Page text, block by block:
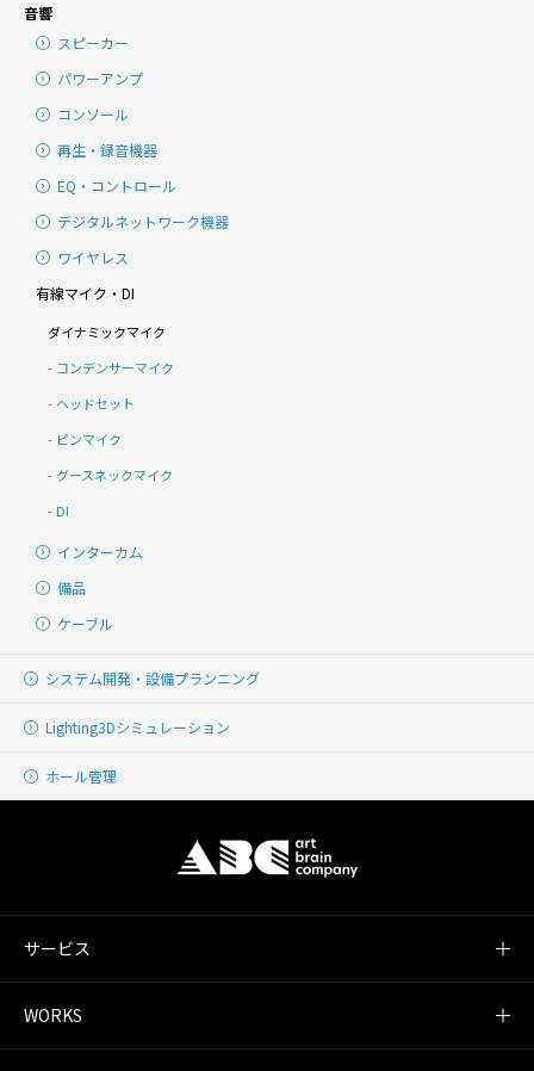
音響
スピーカー
パワーアンプ
コンソール
再生・録音機器
EQ・コントロール
デジタルネットワーク機器
ワイヤレス
有線マイク・DI
ダイナミックマイク
コンデンサーマイク
ヘッドセット
ピンマイク
グースネックマイク
DI
インターカム
備品
ケーブル
システム開発・ 設備プランニング
Lighting3Dシミュレーション
ホール管理
サービス
WORKS